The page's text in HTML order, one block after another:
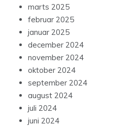
marts 2025
februar 2025
januar 2025
december 2024
november 2024
oktober 2024
september 2024
august 2024
juli 2024
juni 2024